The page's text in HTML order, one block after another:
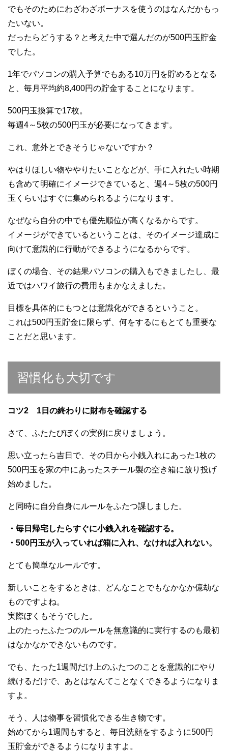
でもそのためにわざわざボーナスを使うのはなんだかもっ
たいない。
だったらどうする？と考えた中で選んだのが500円玉貯金
でした。
1年でパソコンの購入予算でもある10万円を貯めるとなる
と、毎月平均約8,400円の貯金することになります。
500円玉換算で17枚。
毎週4～5枚の500円玉が必要になってきます。
これ、意外とできそうじゃないですか？
やはりほしい物ややりたいことなどが、手に入れたい時期
も含めて明確にイメージできていると、週4～5枚の500円
玉くらいはすぐに集められるようになります。
なぜなら自分の中でも優先順位が高くなるからです。
イメージができているということは、そのイメージ達成に
向けて意識的に行動ができるようになるからです。
ぼくの場合、その結果パソコンの購入もできましたし、最
近ではハワイ旅行の費用もまかなえました。
目標を具体的にもつとは意識化ができるということ。
これは500円玉貯金に限らず、何をするにもとても重要な
ことだと思います。
習慣化も大切です
コツ2 1日の終わりに財布を確認する
さて、ふたたびぼくの実例に戻りましょう。
思い立ったら吉日で、その日から小銭入れにあった1枚の
500円玉を家の中にあったスチール製の空き箱に放り投げ
始めました。
と同時に自分自身にルールをふたつ課しました。
・毎日帰宅したらすぐに小銭入れを確認する。
・500円玉が入っていれば箱に入れ、なければ入れない。
とても簡単なルールです。
新しいことをするときは、どんなことでもなかなか億劫な
ものですよね。
実際ぼくもそうでした。
上のたったふたつのルールを無意識的に実行するのも最初
はなかなかできないものです。
でも、たった1週間だけ上のふたつのことを意識的にやり
続けるだけで、あとはなんてことなくできるようになりま
すよ。
そう、人は物事を習慣化できる生き物です。
始めてから1週間もすると、毎日洗顔をするように500円
玉貯金ができるようになりますよ。